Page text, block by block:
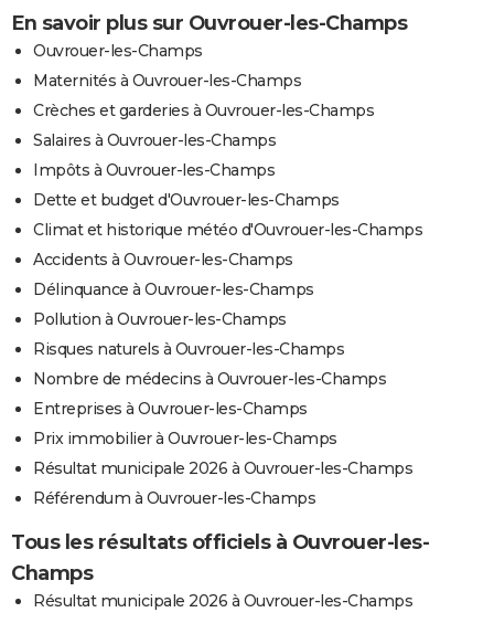
En savoir plus sur Ouvrouer-les-Champs
Ouvrouer-les-Champs
Maternités à Ouvrouer-les-Champs
Crèches et garderies à Ouvrouer-les-Champs
Salaires à Ouvrouer-les-Champs
Impôts à Ouvrouer-les-Champs
Dette et budget d'Ouvrouer-les-Champs
Climat et historique météo d'Ouvrouer-les-Champs
Accidents à Ouvrouer-les-Champs
Délinquance à Ouvrouer-les-Champs
Pollution à Ouvrouer-les-Champs
Risques naturels à Ouvrouer-les-Champs
Nombre de médecins à Ouvrouer-les-Champs
Entreprises à Ouvrouer-les-Champs
Prix immobilier à Ouvrouer-les-Champs
Résultat municipale 2026 à Ouvrouer-les-Champs
Référendum à Ouvrouer-les-Champs
Tous les résultats officiels à Ouvrouer-les-
Champs
Résultat municipale 2026 à Ouvrouer-les-Champs